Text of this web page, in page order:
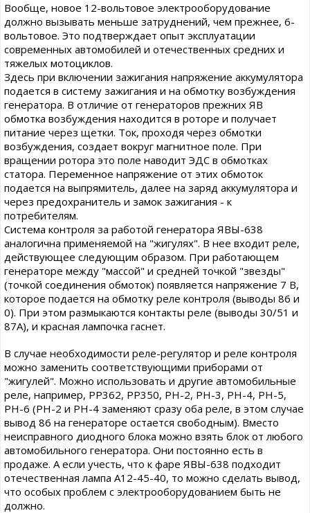
Вообще, новое 12-вольтовое электрооборудование
должно вызывать меньше затруднений, чем прежнее, 6-
вольтовое. Это подтверждает опыт эксплуатации
современных автомобилей и отечественных средних и
тяжелых мотоциклов.
Здесь при включении зажигания напряжение аккумулятора
подается в систему зажигания и на обмотку возбуждения
генератора. В отличие от генераторов прежних ЯВ
обмотка возбуждения находится в роторе и получает
питание через щетки. Ток, проходя через обмотки
возбуждения, создает вокруг магнитное поле. При
вращении ротора это поле наводит ЭДС в обмотках
статора. Переменное напряжение от этих обмоток
подается на выпрямитель, далее на заряд аккумулятора и
через предохранитель и замок зажигания - к
потребителям.
Система контроля за работой генератора ЯВЫ-638
аналогична применяемой на "жигулях". В нее входит реле,
действующее следующим образом. При работающем
генераторе между "массой" и средней точкой "звезды"
(точкой соединения обмоток) появляется напряжение 7 В,
которое подается на обмотку реле контроля (выводы 86 и
0). При этом размыкаются контакты реле (выводы 30/51 и
87А), и красная лампочка гаснет.
В случае необходимости реле-регулятор и реле контроля
можно заменить соответствующими приборами от
"жигулей". Можно использовать и другие автомобильные
реле, например, РР362, РР350, РН-2, РН-3, РН-4, РН-5,
РН-6 (РН-2 и РН-4 заменяют сразу оба реле, в этом случае
вывод 86 на генераторе остается свободным). Вместо
неисправного диодного блока можно взять блок от любого
автомобильного генератора. Они постоянно есть в
продаже. А если учесть, что к фаре ЯВЫ-638 подходит
отечественная лампа А12-45-40, то можно сделать вывод,
что особых проблем с электрооборудованием быть не
должно.